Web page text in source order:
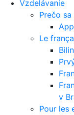
Vzdelávanie
Prečo
Le
v
Pour les